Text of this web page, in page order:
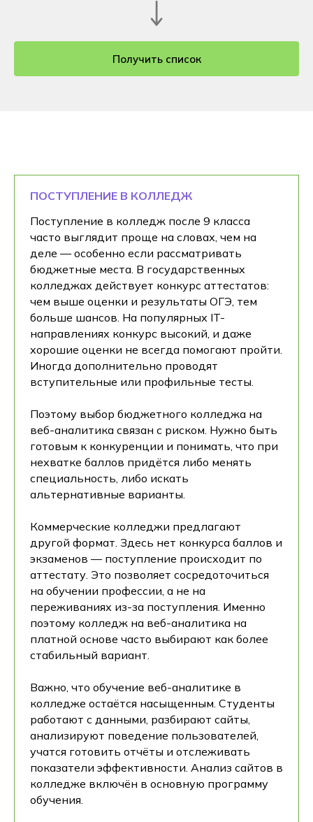
Получить список
ПОСТУПЛЕНИЕ В КОЛЛЕДЖ
Поступление в колледж после 9 класса
часто выглядит проще на словах, чем на
деле — особенно если рассматривать
бюджетные места. В государственных
колледжах действует конкурс аттестатов:
чем выше оценки и результаты ОГЭ, тем
больше шансов. На популярных IT-
направлениях конкурс высокий, и даже
хорошие оценки не всегда помогают пройти.
Иногда дополнительно проводят
вступительные или профильные тесты.
Поэтому выбор бюджетного колледжа на
веб-аналитика связан с риском. Нужно быть
готовым к конкуренции и понимать, что при
нехватке баллов придётся либо менять
специальность, либо искать
альтернативные варианты.
Коммерческие колледжи предлагают
другой формат. Здесь нет конкурса баллов и
экзаменов — поступление происходит по
аттестату. Это позволяет сосредоточиться
на обучении профессии, а не на
переживаниях из-за поступления. Именно
поэтому колледж на веб-аналитика на
платной основе часто выбирают как более
стабильный вариант.
Важно, что обучение веб-аналитике в
колледже остаётся насыщенным. Студенты
работают с данными, разбирают сайты,
анализируют поведение пользователей,
учатся готовить отчёты и отслеживать
показатели эффективности. Анализ сайтов в
колледже включён в основную программу
обучения.